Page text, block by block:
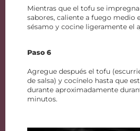
Mientras que el tofu se
sabores, caliente a fuego medio
sésamo y cocine ligeramente el
Paso 6
Agregue después el tofu
de salsa) y cocínelo hasta que
durante aproximadamente
minutos.